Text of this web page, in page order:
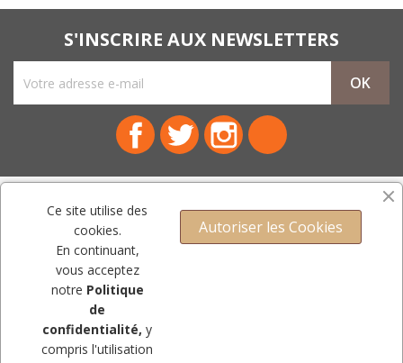
S'INSCRIRE AUX NEWSLETTERS
FacebookTwitter Instagram
NOTRE SOCIÉTÉ
PRODUITS
VOTRE COMPTE
CONTACT
© Copyright 2009-2023 - Mercerie Royale.Tous droits réservés.
Ce site utilise des
cookies.
En continuant,
vous acceptez
notre Politique
de
confidentialité, y
compris l'utilisation
Autoriser les Cookies